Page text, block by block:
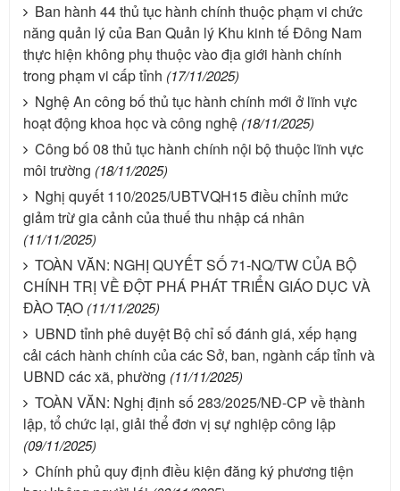
Ban hành 44 thủ tục hành chính thuộc phạm vi chức
năng quản lý của Ban Quản lý Khu kinh tế Đông Nam
thực hiện không phụ thuộc vào địa giới hành chính
trong phạm vi cấp tỉnh (17/11/2025)
Nghệ An công bố thủ tục hành chính mới ở lĩnh vực
hoạt động khoa học và công nghệ (18/11/2025)
Công bố 08 thủ tục hành chính nội bộ thuộc lĩnh vực
môi trường (18/11/2025)
Nghị quyết 110/2025/UBTVQH15 điều chỉnh mức
giảm trừ gia cảnh của thuế thu nhập cá nhân
(11/11/2025)
TOÀN VĂN: NGHỊ QUYẾT SỐ 71-NQ/TW CỦA BỘ
CHÍNH TRỊ VỀ ĐỘT PHÁ PHÁT TRIỂN GIÁO DỤC VÀ
ĐÀO TẠO (11/11/2025)
UBND tỉnh phê duyệt Bộ chỉ số đánh giá, xếp hạng
cải cách hành chính của các Sở, ban, ngành cấp tỉnh và
UBND các xã, phường (11/11/2025)
TOÀN VĂN: Nghị định số 283/2025/NĐ-CP về thành
lập, tổ chức lại, giải thể đơn vị sự nghiệp công lập
(09/11/2025)
Chính phủ quy định điều kiện đăng ký phương tiện